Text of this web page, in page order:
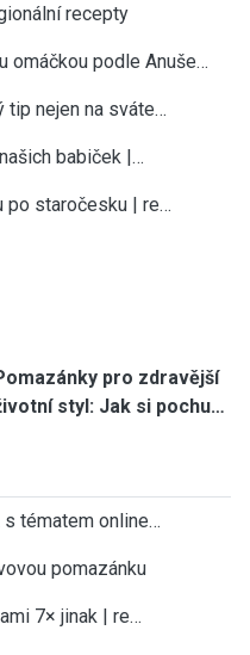
recepty
omáčkou podle Anuše…
tip nejen na sváte…
babiček |…
po staročesku | re…
pro zdravější
styl: Jak si pochu…
tématem online…
pomazánku
7× jinak | re…